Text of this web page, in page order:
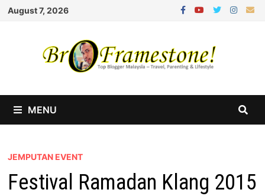
Skip
August 7, 2026
MENU
JEMPUTAN EVENT
Festival Ramadan Klang 2015